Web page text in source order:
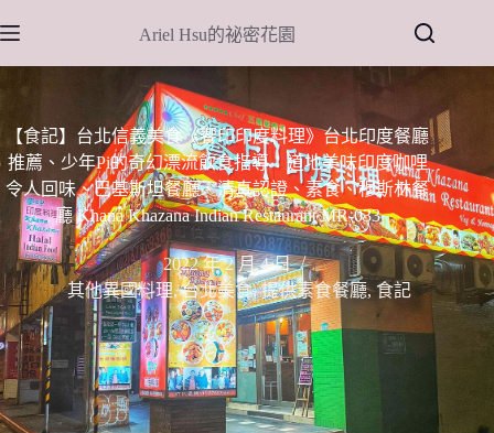
至
主
要
容
Ariel Hsu的祕密花園
【食記】台北信義美食《饗印印度料理》台北印度餐廳
推薦、少年Pi的奇幻漂流飲食指導：道地美味印度咖哩
令人回味、巴基斯坦餐廳、清真認證、素食、穆斯林餐
廳 Khana Khazana Indian Restaurant MR-033
2022 年 2 月 4 日
其他異國料理,台北美食,提供素食餐廳,食記